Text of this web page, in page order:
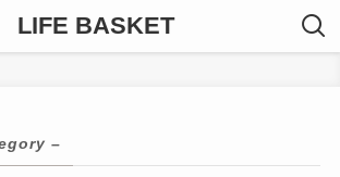
LIFE BASKET
–